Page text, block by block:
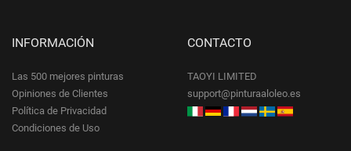
INFORMACIÓN
Las 500 mejores pinturas
Opiniones de Clientes
Política de Privacidad
Condiciones de Uso
CONTACTO
TAOYI LIMITED
support@pinturaaloleo.es